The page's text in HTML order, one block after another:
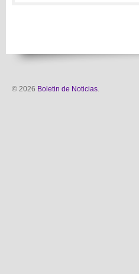
© 2026 Boletin de Noticias.